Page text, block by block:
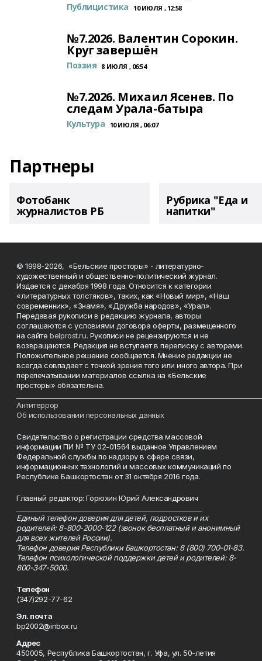
Публицистика 10 ИЮЛЯ , 12:58
№7.2026. Валентин Сорокин.
Круг завершён
Поэзия 8 ИЮЛЯ , 06:54
№7.2026. Михаил Ясенев. По
следам Урала-батыра
Культура 10 ИЮЛЯ , 06:07
Партнеры
Фотобанк
журналистов РБ
Рубрика "Еда и
напитки"
© 1998-2026, «Бельские просторы» - литературно-
художественный и общественно-политический журнал.
Издается с декабря 1998 года. Относится к категории
«литературных толстяков», таких, как «Новый мир», «Наш
современник», «Знамя», «Дружба народов», «Урал».
Передавая рукописи в редакцию журнала, авторы
соглашаются с условиями договора оферты, размещенного
на сайтеbelprost.ru. Рукописи не рецензируются и не
возвращаются. Редакция не вступает в переписку с авторами.
Положительное решение сообщается. Мнение редакции не
всегда совпадает с точкой зрения того или иного автора. При
перепечатывании материалов ссылка на «Бельские
просторы» обязательна.
Антитеррор
Об использовании персональных данных
Свидетельство о регистрации средства массовой
информации ПИ № ТУ 02-01564 выданное Управлением
Федеральной службы по надзору в сфере связи,
информационных технологий и массовых коммуникаций по
Республике Башкортостан от 31 октября 2016 года.
Главный редактор: Горюхин Юрий Александрович
Единый телефон доверия для детей, подростков и их
родителей: 8-800-2000-122 (звонок бесплатный и анонимный
для всех жителей России).
Телефон доверия Республики Башкортостан: 8 (800) 700-01-83.
Телефон психологической поддержки детей и родителей: 8-
800-347-5000.
Телефон
(347)292-77-62
Эл. почта
bp2002@inbox.ru
Адрес
450005, Республика Башкортостан, г. Уфа, ул. 50-летия